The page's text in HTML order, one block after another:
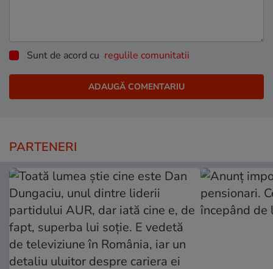
Sunt de acord cu regulile comunitatii
PARTENERI